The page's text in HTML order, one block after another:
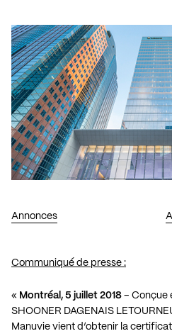
Annonces
Communiqué de presse :
« Montréal, 5 juillet 2018 – Conçue
SHOONER DAGENAIS
Manuvie vient d’obtenir la